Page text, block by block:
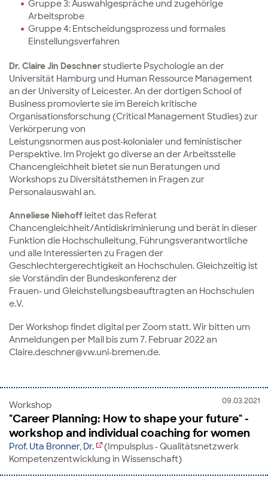
Gruppe 3: Auswahlgespräche und zugehörige
Arbeitsprobe
Gruppe 4: Entscheidungsprozess und formales
Einstellungsverfahren
Dr. Claire Jin Deschnerstudierte Psychologie an der
Universität Hamburg und Human Ressource Management
an der University of Leicester. An der dortigen School of
Business promovierte sie im Bereich kritische
Organisationsforschung (Critical Management Studies) zur
Verkörperung von
Leistungsnormen aus post-kolonialer und feministischer
Perspektive. Im Projekt go diverse an der Arbeitsstelle
Chancengleichheit bietet sie nun Beratungen und
Workshops zu Diversitätsthemen in Fragen zur
Personalauswahl an.
Anneliese Niehoff leitet das Referat
Chancengleichheit/Antidiskriminierung und berät in dieser
Funktion die Hochschulleitung, Führungsverantwortliche
und alle Interessierten zu Fragen der
Geschlechtergerechtigkeit an Hochschulen. Gleichzeitig ist
sie Vorständin der Bundeskonferenz der
Frauen- und Gleichstellungsbeauftragten an Hochschulen
e.V.
Der Workshop findet digital per Zoom statt. Wir bitten um
Anmeldungen per Mail bis zum 7. Februar 2022 an
Claire.deschner@vw.uni-bremen.de.
09.03.2021
Workshop
"Career Planning: How to shape your future" -
workshop and individual coaching for women
Prof. Uta Bronner, Dr.
(Impulsplus - Qualitätsnetzwerk
Kompetenzentwicklung in Wissenschaft)